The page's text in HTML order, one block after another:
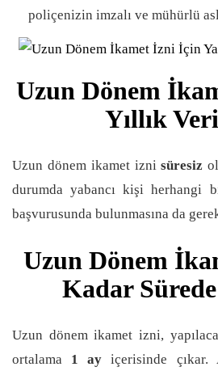
poliçenizin imzalı ve mühürlü
Uzun Dönem
Yıllık
Uzun dönem ikamet iznisüresiz
durumda yabancı kişi herhangi
başvurusunda bulunmasına da
Uzun Dönem
Kadar
Uzun dönem ikamet izni,
ortalama 1 ay içerisinde